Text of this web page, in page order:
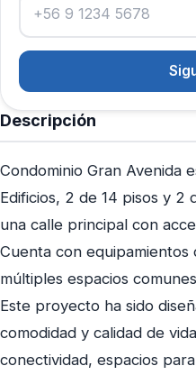
Descripción
Condominio Gran Avenida
Edificios, 2 de 14 pisos y 2
una calle principal con
Cuenta con
múltiples espacios
Este proyecto ha sido
comodidad y calidad de
conectividad, espacios